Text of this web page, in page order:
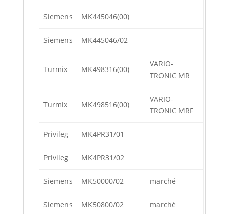
Siemens MK445046(00)
Siemens MK445046/02
Turmix MK498316(00)
VARIO-
TRONIC MR
Turmix MK498516(00)
VARIO-
TRONIC MRF
Privileg MK4PR31/01
Privileg MK4PR31/02
Siemens MK50000/02 marché
Siemens MK50800/02 marché